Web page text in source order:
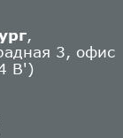
,
3, офис
В')